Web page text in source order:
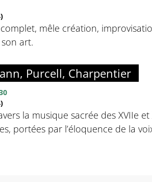
mêle création,
art.
Purcell, Charpentier
la musique sacrée des XVIIe
portées par l’éloquence de la